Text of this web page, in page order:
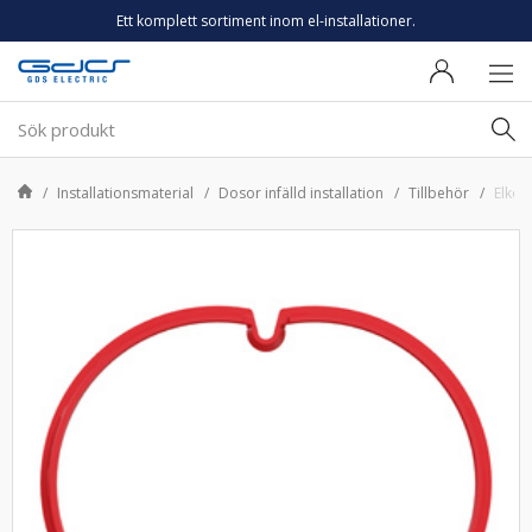
Ett komplett sortiment inom el-installationer.
Installationsmaterial Dosor infälld installation Tillbehör Elko